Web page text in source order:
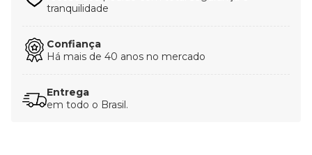
tranquilidade
Confiança
Há mais de 40 anos no mercado
Entrega
em todo o Brasil.